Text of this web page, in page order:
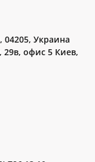
Украина
офис 5 Киев,